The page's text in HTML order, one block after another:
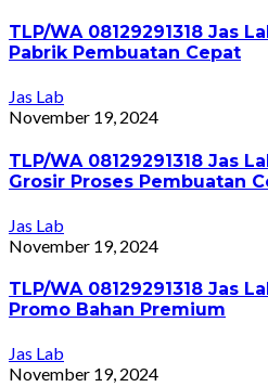
TLP/WA 08129291318 Jas
Pabrik Pembuatan Cepat
Jas Lab
November 19, 2024
TLP/WA 08129291318 Jas
Grosir Proses Pembuatan
Jas Lab
November 19, 2024
TLP/WA 08129291318 Jas
Promo Bahan Premium
Jas Lab
November 19, 2024